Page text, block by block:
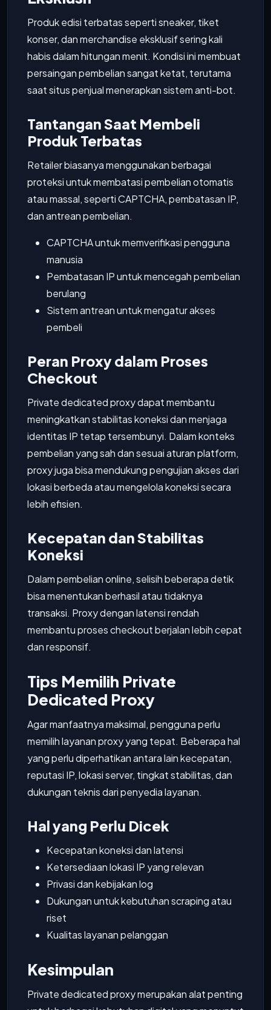
Produk edisi terbatas seperti sneaker, tiket
konser, dan merchandise eksklusif sering kali
habis dalam hitungan menit. Kondisi ini membuat
persaingan pembelian sangat ketat, terutama
saat situs penjual menerapkan sistem anti-bot.
Tantangan Saat Membeli
Produk Terbatas
Retailer biasanya menggunakan berbagai
proteksi untuk membatasi pembelian otomatis
atau massal, seperti CAPTCHA, pembatasan IP,
dan antrean pembelian.
CAPTCHA untuk memverifikasi pengguna
manusia
Pembatasan IP untuk mencegah pembelian
berulang
Sistem antrean untuk mengatur akses
pembeli
Peran Proxy dalam Proses
Checkout
Private dedicated proxy dapat membantu
meningkatkan stabilitas koneksi dan menjaga
identitas IP tetap tersembunyi. Dalam konteks
pembelian yang sah dan sesuai aturan platform,
proxy juga bisa mendukung pengujian akses dari
lokasi berbeda atau mengelola koneksi secara
lebih efisien.
Kecepatan dan Stabilitas
Koneksi
Dalam pembelian online, selisih beberapa detik
bisa menentukan berhasil atau tidaknya
transaksi. Proxy dengan latensi rendah
membantu proses checkout berjalan lebih cepat
dan responsif.
Tips Memilih Private
Dedicated Proxy
Agar manfaatnya maksimal, pengguna perlu
memilih layanan proxy yang tepat. Beberapa hal
yang perlu diperhatikan antara lain kecepatan,
reputasi IP, lokasi server, tingkat stabilitas, dan
dukungan teknis dari penyedia layanan.
Hal yang Perlu Dicek
Kecepatan koneksi dan latensi
Ketersediaan lokasi IP yang relevan
Privasi dan kebijakan log
Dukungan untuk kebutuhan scraping atau
riset
Kualitas layanan pelanggan
Kesimpulan
Private dedicated proxy merupakan alat penting